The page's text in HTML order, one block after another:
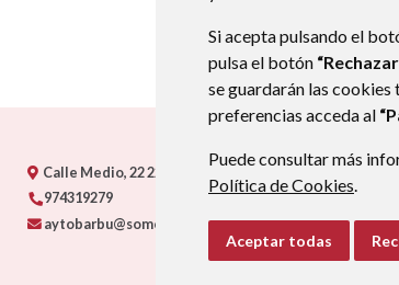
Si acepta pulsando el
pulsa el botón
se guardarán las
preferencias acceda al
Puede consultar más
Política de Cookies.
Aceptar todas
Calle Medio, 2222132
974319279
aytobarbu@somontano.org